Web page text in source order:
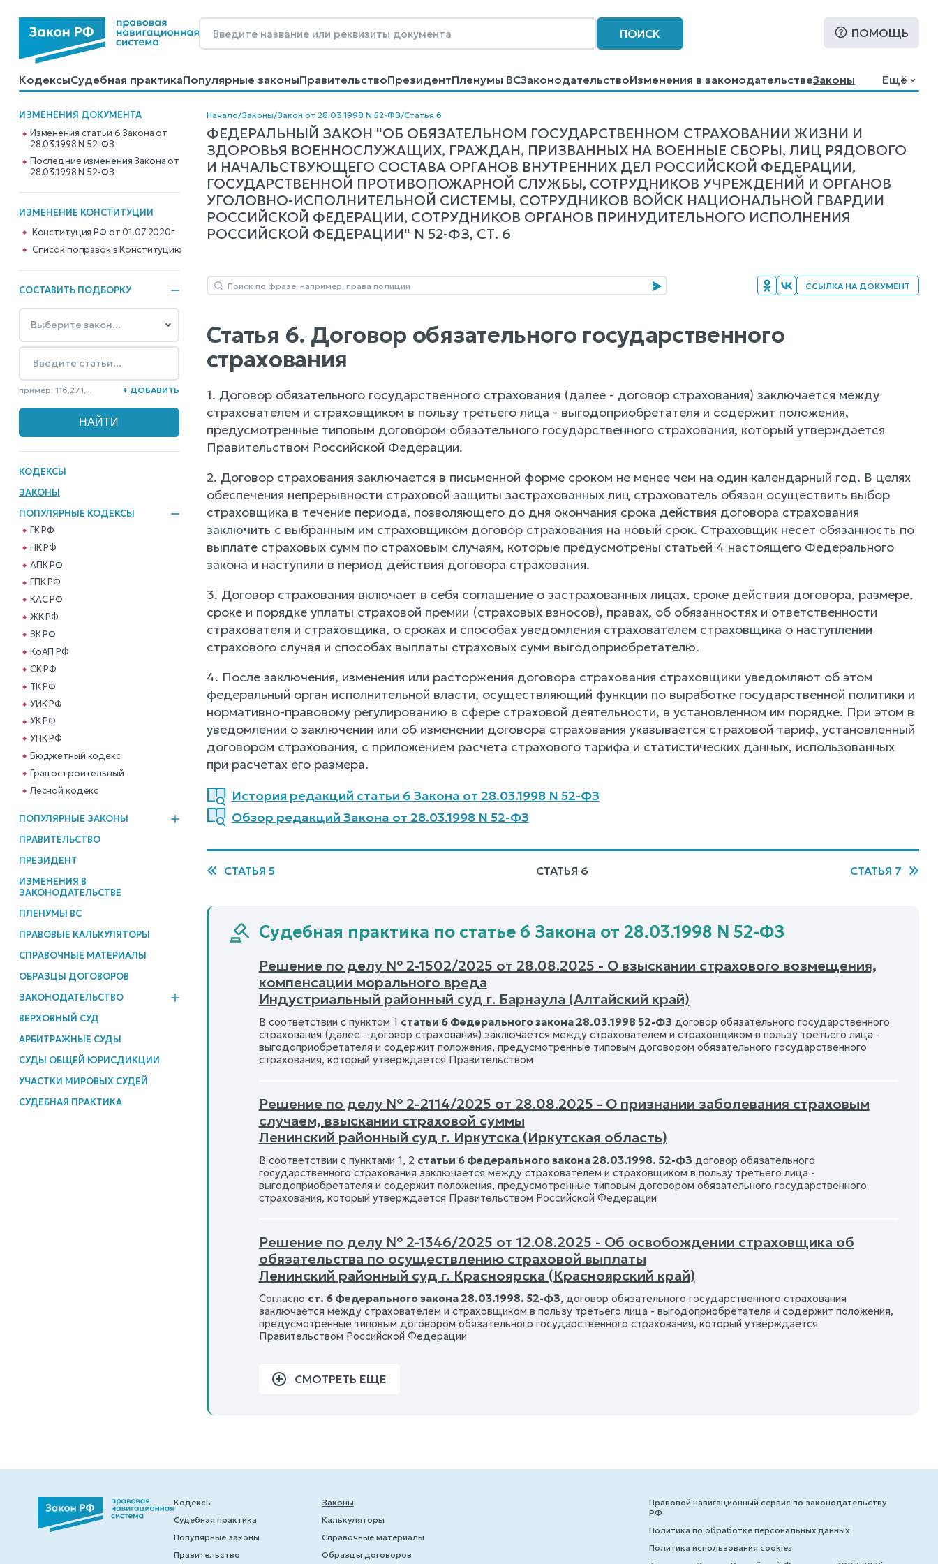
ПОИСК ПОМОЩЬ
КодексыСудебная практикаПопулярные законыПравительствоПрезидентПленумы ВСЗаконодательствоИзменения в законодательствеЗаконы
КалькуляторыСправочные материалыОбразцы договоровКонтактыПомощьПоиск
Ещё
ИЗМЕНЕНИЯ ДОКУМЕНТА
Изменения статьи 6 Закона от
28.03.1998 N 52-ФЗ
Последние изменения Закона от
28.03.1998 N 52-ФЗ
ИЗМЕНЕНИЕ КОНСТИТУЦИИ
Конституция РФ от 01.07.2020г
Cписок поправок в Конституцию
СОСТАВИТЬ ПОДБОРКУ
пример: 116,271,... + ДОБАВИТЬ
КОДЕКСЫ
ЗАКОНЫ
ПОПУЛЯРНЫЕ КОДЕКСЫ
ГК РФ
НК РФ
АПК РФ
ГПК РФ
КАС РФ
ЖК РФ
ЗК РФ
КоАП РФ
СК РФ
ТК РФ
УИК РФ
УК РФ
УПК РФ
Бюджетный кодекс
Градостроительный
Лесной кодекс
ПОПУЛЯРНЫЕ ЗАКОНЫ
ПРАВИТЕЛЬСТВО
ПРЕЗИДЕНТ
ИЗМЕНЕНИЯ В
ЗАКОНОДАТЕЛЬСТВЕ
ПЛЕНУМЫ ВС
ПРАВОВЫЕ КАЛЬКУЛЯТОРЫ
СПРАВОЧНЫЕ МАТЕРИАЛЫ
ОБРАЗЦЫ ДОГОВОРОВ
ЗАКОНОДАТЕЛЬСТВО
ВЕРХОВНЫЙ СУД
АРБИТРАЖНЫЕ СУДЫ
СУДЫ ОБЩЕЙ ЮРИСДИКЦИИ
УЧАСТКИ МИРОВЫХ СУДЕЙ
СУДЕБНАЯ ПРАКТИКА
Начало/Законы/Закон от 28.03.1998 N 52-ФЗ/Статья 6
ФЕДЕРАЛЬНЫЙ ЗАКОН "ОБ ОБЯЗАТЕЛЬНОМ ГОСУДАРСТВЕННОМ СТРАХОВАНИИ ЖИЗНИ И
ЗДОРОВЬЯ ВОЕННОСЛУЖАЩИХ, ГРАЖДАН, ПРИЗВАННЫХ НА ВОЕННЫЕ СБОРЫ, ЛИЦ РЯДОВОГО
И НАЧАЛЬСТВУЮЩЕГО СОСТАВА ОРГАНОВ ВНУТРЕННИХ ДЕЛ РОССИЙСКОЙ ФЕДЕРАЦИИ,
ГОСУДАРСТВЕННОЙ ПРОТИВОПОЖАРНОЙ СЛУЖБЫ, СОТРУДНИКОВ УЧРЕЖДЕНИЙ И ОРГАНОВ
УГОЛОВНО-ИСПОЛНИТЕЛЬНОЙ СИСТЕМЫ, СОТРУДНИКОВ ВОЙСК НАЦИОНАЛЬНОЙ ГВАРДИИ
РОССИЙСКОЙ ФЕДЕРАЦИИ, СОТРУДНИКОВ ОРГАНОВ ПРИНУДИТЕЛЬНОГО ИСПОЛНЕНИЯ
РОССИЙСКОЙ ФЕДЕРАЦИИ" N 52-ФЗ, СТ. 6
ССЫЛКА НА ДОКУМЕНТ
Статья 6. Договор обязательного государственного
страхования
1. Договор обязательного государственного страхования (далее - договор страхования) заключается между
страхователем и страховщиком в пользу третьего лица - выгодоприобретателя и содержит положения,
предусмотренные типовым договором обязательного государственного страхования, который утверждается
Правительством Российской Федерации.
2. Договор страхования заключается в письменной форме сроком не менее чем на один календарный год. В целях
обеспечения непрерывности страховой защиты застрахованных лиц страхователь обязан осуществить выбор
страховщика в течение периода, позволяющего до дня окончания срока действия договора страхования
заключить с выбранным им страховщиком договор страхования на новый срок. Страховщик несет обязанность по
выплате страховых сумм по страховым случаям, которые предусмотрены статьей 4 настоящего Федерального
закона и наступили в период действия договора страхования.
3. Договор страхования включает в себя соглашение о застрахованных лицах, сроке действия договора, размере,
сроке и порядке уплаты страховой премии (страховых взносов), правах, об обязанностях и ответственности
страхователя и страховщика, о сроках и способах уведомления страхователем страховщика о наступлении
страхового случая и способах выплаты страховых сумм выгодоприобретателю.
4. После заключения, изменения или расторжения договора страхования страховщики уведомляют об этом
федеральный орган исполнительной власти, осуществляющий функции по выработке государственной политики и
нормативно-правовому регулированию в сфере страховой деятельности, в установленном им порядке. При этом в
уведомлении о заключении или об изменении договора страхования указывается страховой тариф, установленный
договором страхования, с приложением расчета страхового тарифа и статистических данных, использованных
при расчетах его размера.
История редакций статьи 6 Закона от 28.03.1998 N 52-ФЗ
Обзор редакций Закона от 28.03.1998 N 52-ФЗ
СТАТЬЯ 5 СТАТЬЯ 6 СТАТЬЯ 7
Судебная практика по статье 6 Закона от 28.03.1998 N 52-ФЗ
Решение по делу № 2-1502/2025 от 28.08.2025 - О взыскании страхового возмещения,
компенсации морального вреда
Индустриальный районный суд г. Барнаула (Алтайский край)
В соответствии с пунктом 1 статьи 6 Федерального закона 28.03.1998 52-ФЗ договор обязательного государственного
страхования (далее - договор страхования) заключается между страхователем и страховщиком в пользу третьего лица -
выгодоприобретателя и содержит положения, предусмотренные типовым договором обязательного государственного
страхования, который утверждается Правительством
Решение по делу № 2-2114/2025 от 28.08.2025 - О признании заболевания страховым
случаем, взыскании страховой суммы
Ленинский районный суд г. Иркутска (Иркутская область)
В соответствии с пунктами 1, 2 статьи 6 Федерального закона 28.03.1998. 52-ФЗ договор обязательного
государственного страхования заключается между страхователем и страховщиком в пользу третьего лица -
выгодоприобретателя и содержит положения, предусмотренные типовым договором обязательного государственного
страхования, который утверждается Правительством Российской Федерации
Решение по делу № 2-1346/2025 от 12.08.2025 - Об освобождении страховщика об
обязательства по осуществлению страховой выплаты
Ленинский районный суд г. Красноярска (Красноярский край)
Согласно ст. 6 Федерального закона 28.03.1998. 52-ФЗ, договор обязательного государственного страхования
заключается между страхователем и страховщиком в пользу третьего лица - выгодоприобретателя и содержит положения,
предусмотренные типовым договором обязательного государственного страхования, который утверждается
Правительством Российской Федерации
СМОТРЕТЬ ЕЩЕ
Кодексы
Судебная практика
Популярные законы
Правительство
Законы
Калькуляторы
Справочные материалы
Образцы договоров
Правовой навигационный сервис по законодательству
РФ
Политика по обработке персональных данных
Политика использования cookies